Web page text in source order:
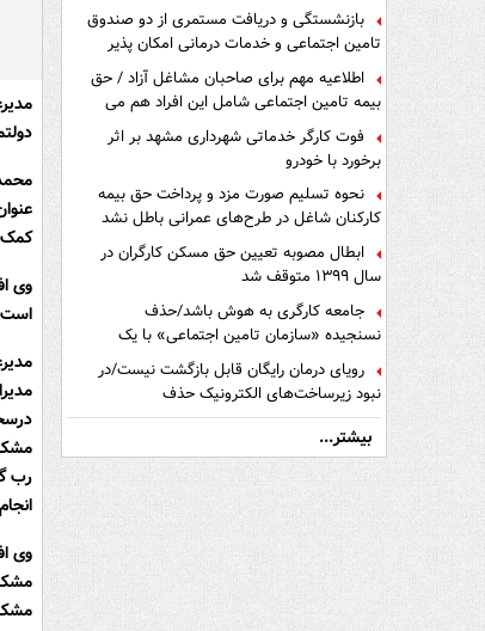
بازنشستگی و دریافت مستمری از دو صندوق
تامین اجتماعی و خدمات درمانی امکان پذیر
است ؟
اطلاعیه مهم برای صاحبان مشاغل آزاد / حق
بیمه تامین اجتماعی شامل این افراد هم می
شودفوت کارگر خدماتی شهرداری مشهد بر اثر
برخورد با خودرو
نحوه تسلیم صورت مزد و پرداخت حق بیمه
کارکنان شاغل در طرح‌های عمرانی باطل نشد
ابطال مصوبه تعیین حق مسکن کارگران در
سال ۱۳۹۹ متوقف شد
جامعه کارگری به هوش باشد/حذف
نسنجیده «سازمان تامین اجتماعی» با یک
تفاهم نامه!
رویای درمان رایگان قابل بازگشت نیست/در
نبود زیرساخت‌های الکترونیک حذف
دفترچه‌های بیمه اشتباه مضاعف است
بیشتر...
کمک
وی
است
وی